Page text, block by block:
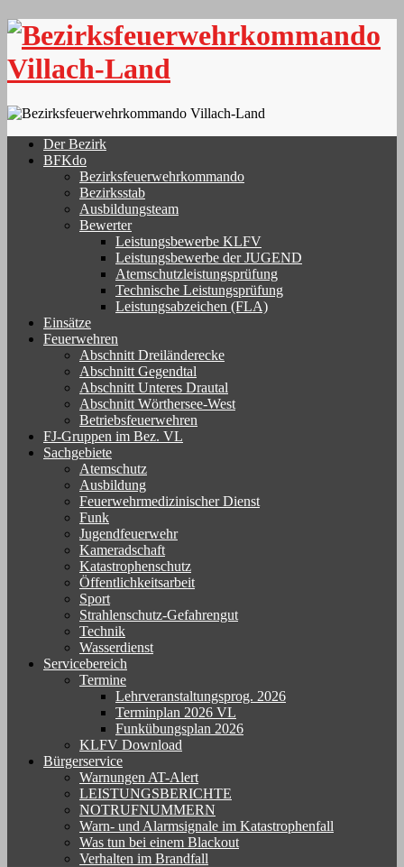
Skip
content
Der Bezirk
BFKdo
Bezirksfeuerwehrkommando
Bezirksstab
Ausbildungsteam
Bewerter
Leistungsbewerbe KLFV
Leistungsbewerbe der JUGEND
Atemschutzleistungsprüfung
Technische Leistungsprüfung
Leistungsabzeichen (FLA)
Einsätze
Feuerwehren
Abschnitt Dreiländerecke
Abschnitt Gegendtal
Abschnitt Unteres Drautal
Abschnitt Wörthersee-West
Betriebsfeuerwehren
FJ-Gruppen im Bez. VL
Sachgebiete
Atemschutz
Ausbildung
Feuerwehrmedizinischer Dienst
Funk
Jugendfeuerwehr
Kameradschaft
Katastrophenschutz
Öffentlichkeitsarbeit
Sport
Strahlenschutz-Gefahrengut
Technik
Wasserdienst
Servicebereich
Termine
Lehrveranstaltungsprog. 2026
Terminplan 2026 VL
Funkübungsplan 2026
KLFV Download
Bürgerservice
Warnungen AT-Alert
LEISTUNGSBERICHTE
NOTRUFNUMMERN
Warn- und Alarmsignale im Katastrophenfall
Was tun bei einem Blackout
Verhalten im Brandfall